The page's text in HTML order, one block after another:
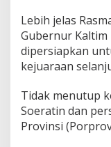
Lebih jelas
Gubernur Kaltim
dipersiapkan
kejuaraan
Tidak menutup
Soeratin dan
Provinsi